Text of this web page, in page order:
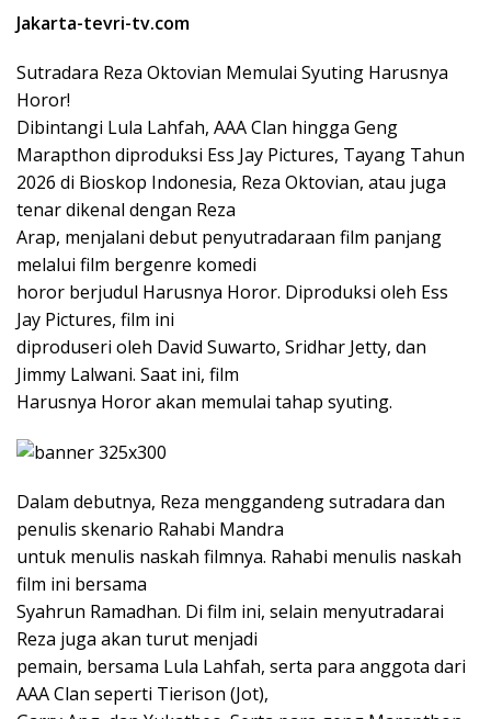
Jakarta-tevri-tv.com
Sutradara Reza Oktovian Memulai Syuting Harusnya
Horor!
Dibintangi Lula Lahfah, AAA Clan hingga Geng
Marapthon diproduksi Ess Jay Pictures, Tayang Tahun
2026 di Bioskop Indonesia, Reza Oktovian, atau juga
tenar dikenal dengan Reza
Arap, menjalani debut penyutradaraan film panjang
melalui film bergenre komedi
horor berjudul Harusnya Horor. Diproduksi oleh Ess
Jay Pictures, film ini
diproduseri oleh David Suwarto, Sridhar Jetty, dan
Jimmy Lalwani. Saat ini, film
Harusnya Horor akan memulai tahap syuting.
Dalam debutnya, Reza menggandeng sutradara dan
penulis skenario Rahabi Mandra
untuk menulis naskah filmnya. Rahabi menulis naskah
film ini bersama
Syahrun Ramadhan. Di film ini, selain menyutradarai
Reza juga akan turut menjadi
pemain, bersama Lula Lahfah, serta para anggota dari
AAA Clan seperti Tierison (Jot),